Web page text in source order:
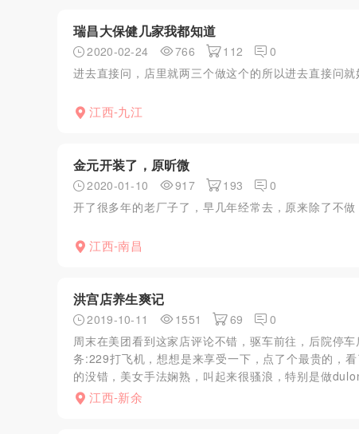
瑞昌大保健几家我都知道
2020-02-24 766 112
0
进去直接问，店里就两三个做这个的所以进去直接问
江西-九江
金元开装了，原昕微
2020-01-10 917 193
0
开了很多年的老厂子了，早几年经常去，原来除了不
江西-南昌
洪宫店养生爽记
2019-10-11 1551 69
0
周末在美团看到这家店评论不错，驱车前往，后院停
务:229打飞机，想想是来享受一下，点了个最贵的，
的没错，美女手法娴熟，叫起来很骚浪，特别是做
江西-新余